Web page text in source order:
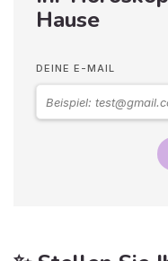
Hause
DEINE E-MAIL